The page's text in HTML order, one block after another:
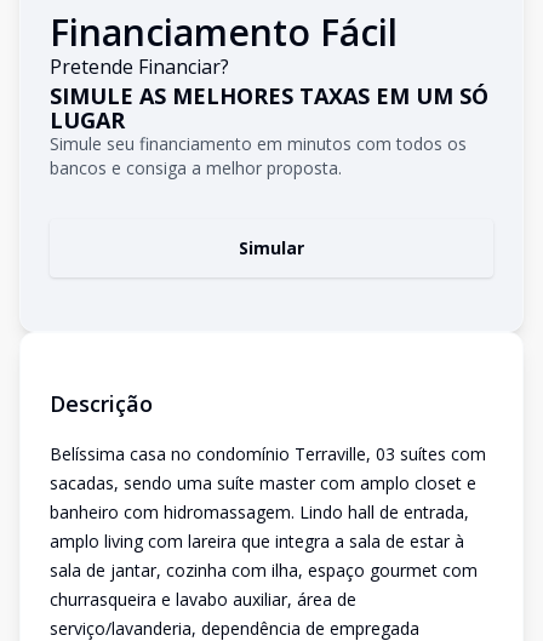
Financiamento Fácil
Pretende Financiar?
SIMULE AS MELHORES TAXAS EM UM SÓ
LUGAR
Simule seu financiamento em minutos com todos os
bancos e consiga a melhor proposta.
Simular
Descrição
Belíssima casa no condomínio Terraville, 03 suítes com
sacadas, sendo uma suíte master com amplo closet e
banheiro com hidromassagem. Lindo hall de entrada,
amplo living com lareira que integra a sala de estar à
sala de jantar, cozinha com ilha, espaço gourmet com
churrasqueira e lavabo auxiliar, área de
serviço/lavanderia, dependência de empregada